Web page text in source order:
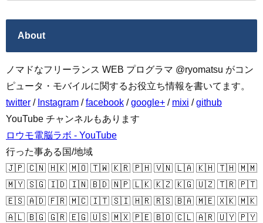
About
ノマドなフリーランス WEB プログラマ @ryomatsu がコン
ピュータ・モバイルに関するお役立ち情報を書いてます。
twitter / Instagram /facebook /google+ / mixi /github
YouTube チャンネルもあります
ロウモ電脳ラボ - YouTube
行った事ある国/地域
🇯🇵 🇨🇳 🇭🇰 🇲🇴 🇹🇼 🇰🇷 🇵🇭 🇻🇳 🇱🇦 🇰🇭 🇹🇭 🇲🇲
🇲🇾 🇸🇬 🇮🇩 🇮🇳 🇧🇩 🇳🇵 🇱🇰 🇰🇿 🇰🇬 🇺🇿 🇹🇷 🇵🇹
🇪🇸 🇦🇩 🇫🇷 🇲🇨 🇮🇹 🇸🇮 🇭🇷 🇷🇸 🇧🇦 🇲🇪 🇽🇰 🇲🇰
🇦🇱 🇧🇬 🇬🇷 🇪🇬 🇺🇸 🇲🇽 🇵🇪 🇧🇴 🇨🇱 🇦🇷 🇺🇾 🇵🇾